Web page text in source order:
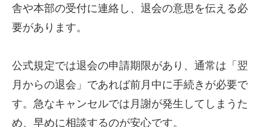
舎や本部の受付に連絡し、退会の意思を伝える必
要があります。
公式規定では退会の申請期限があり、通常は「翌
月からの退会」であれば前月中に手続きが必要で
す。急なキャンセルでは月謝が発生してしまうた
め、早めに相談するのが安心です。